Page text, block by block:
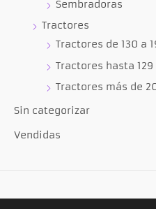
Sembradoras
Tractores
Tractores de 130 a
Tractores hasta 129
Tractores más de
Sin categorizar
Vendidas